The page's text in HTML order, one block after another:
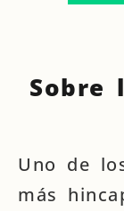
Sobre
Uno de
más